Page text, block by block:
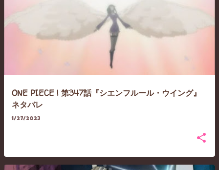
ONE PIECE | 第347話『シエンフルール・ウイング』
ネタバレ
1/27/2023